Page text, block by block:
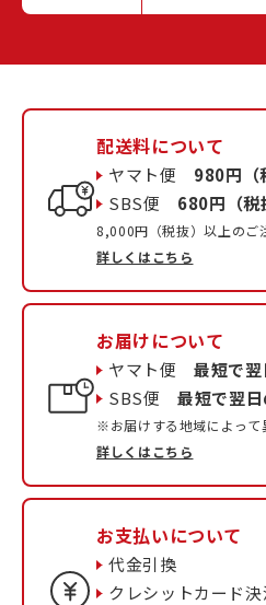
配送料について
ヤマト便 980円（
SBS便 680円（税
8,000円（税抜）以上のご
詳しくはこちら
お届けについて
ヤマト便最短で翌
SBS便最短で翌
※お届けする地域によって
詳しくはこちら
お支払いについて
代金引換
クレシットカード